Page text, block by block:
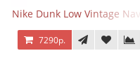
Nike Dunk Low Vintage Navy
7290р.